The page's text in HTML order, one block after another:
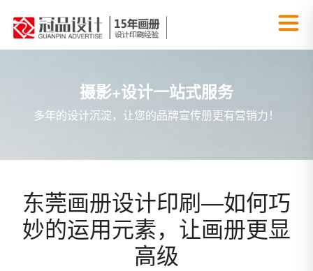
摄影+设计一站式服务
多年的设计沉淀，让您的品牌宣传册更有营销力！
东莞画册设计印刷—如何巧
妙的运用元素，让画册更显
高级